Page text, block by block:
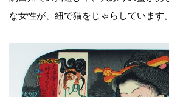
な女性が、紐で猫をじゃらしています。